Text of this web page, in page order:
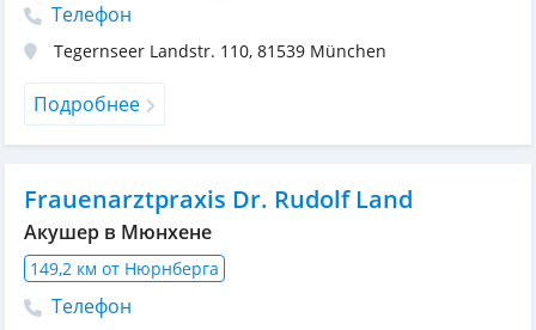
Телефон
Tegernseer Landstr. 110, 81539 München
Подробнее
Frauenarztpraxis Dr. Rudolf Land
Акушер в Мюнхене
149,2 км от Нюрнберга
Телефон